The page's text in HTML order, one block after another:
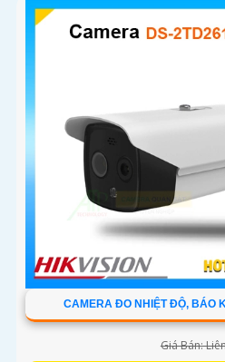
tiếp nâng cao độ ổn định
CAMERA ĐO NHIỆT ĐỘ, BÁO
Giá Bán: